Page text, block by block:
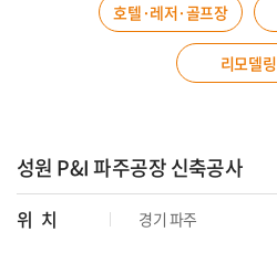
호텔·레저·골프장
리모델링
성원 P&I 파주공장 신축공사
위 치 경기 파주